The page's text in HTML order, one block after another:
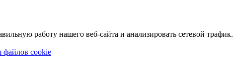
работу нашего веб-сайта и анализировать сетевой трафик.
файлов cookie